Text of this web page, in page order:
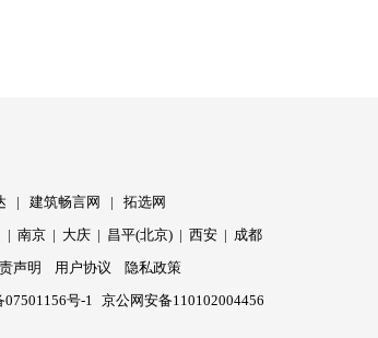
|建筑畅言网 |拓选网
|南京 | 大庆 | 昌平(北京) |西安 | 成都
声明 用户协议
隐私政策
07501156号-1 京公网安备110102004456